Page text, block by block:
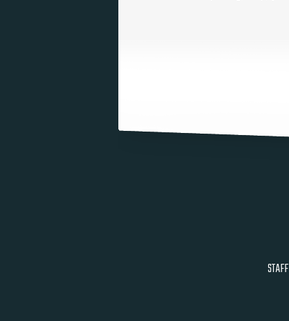
STAFF